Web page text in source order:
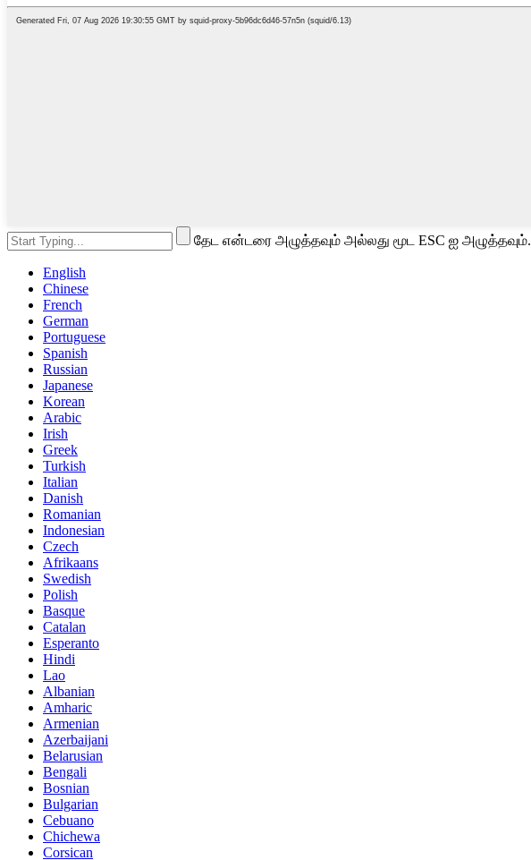
தேட என்டரை அழுத்தவும் அல்லது மூட ESC ஐ அழுத்தவும்.
English
Chinese
French
German
Portuguese
Spanish
Russian
Japanese
Korean
Arabic
Irish
Greek
Turkish
Italian
Danish
Romanian
Indonesian
Czech
Afrikaans
Swedish
Polish
Basque
Catalan
Esperanto
Hindi
Lao
Albanian
Amharic
Armenian
Azerbaijani
Belarusian
Bengali
Bosnian
Bulgarian
Cebuano
Chichewa
Corsican